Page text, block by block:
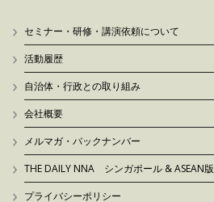
セミナー・研修・講演依頼について
活動履歴
自治体・行政との取り組み
会社概要
メルマガ・バックナンバー
THE DAILY NNA シンガポール & ASEAN版
プライバシーポリシー